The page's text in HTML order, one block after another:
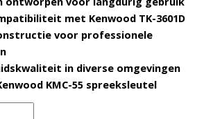
met Kenwood TK-3601D
voor professionele
in diverse omgevingen
KMC-55 spreeksleutel